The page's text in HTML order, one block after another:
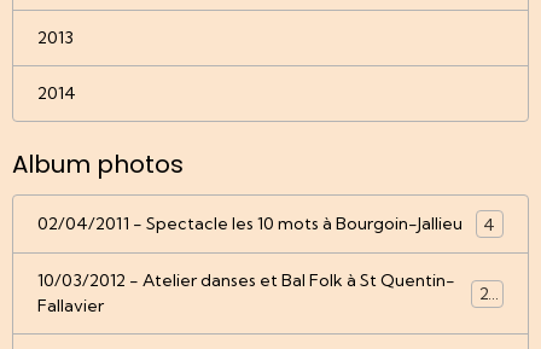
2013
2014
Album photos
02/04/2011 - Spectacle les 10 mots à Bourgoin-Jallieu 4
10/03/2012 - Atelier danses et Bal Folk à St Quentin-
Fallavier
22